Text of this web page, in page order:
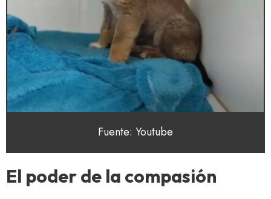
Fuente: Youtube
El poder de la compasión